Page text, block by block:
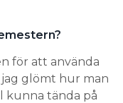
för att använda
glömt hur man
kunna tända på